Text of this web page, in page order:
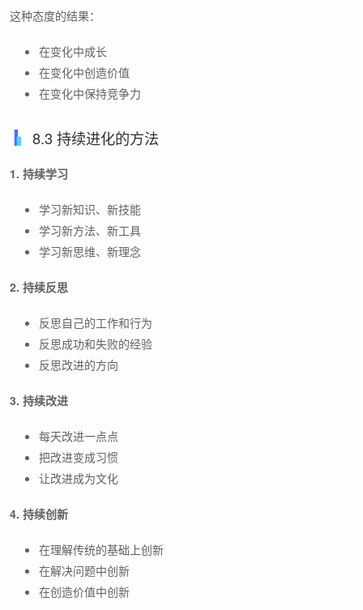
这种态度的结果：
在变化中成长
在变化中创造价值
在变化中保持竞争力
8.3 持续进化的方法
1. 持续学习
学习新知识、新技能
学习新方法、新工具
学习新思维、新理念
2. 持续反思
反思自己的工作和行为
反思成功和失败的经验
反思改进的方向
3. 持续改进
每天改进一点点
把改进变成习惯
让改进成为文化
4. 持续创新
在理解传统的基础上创新
在解决问题中创新
在创造价值中创新